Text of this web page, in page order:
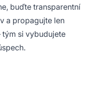
buďte transparentní
a propagujte len
si vybudujete